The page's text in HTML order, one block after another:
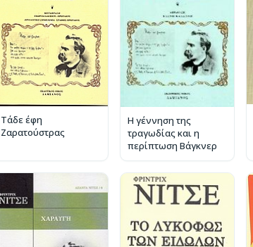
Τάδε έφη
Ζαρατούστρας
Η γέννηση της
τραγωδίας και η
περίπτωση Βάγκνερ